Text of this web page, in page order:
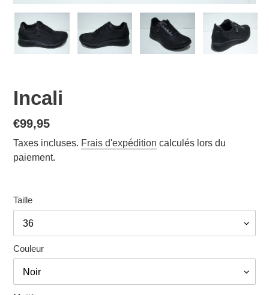
Incali
Prix
normal
€99,95
Taxes incluses. Frais d'expédition calculés lors du
paiement.
Taille
Couleur